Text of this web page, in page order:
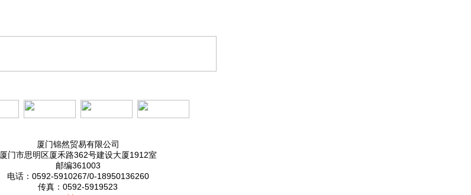
厦门锦然贸易有限公司
厦门市思明区厦禾路362号建设大厦1912室
邮编361003
电话：0592-5910267/0-18950136260
传真：0592-5919523